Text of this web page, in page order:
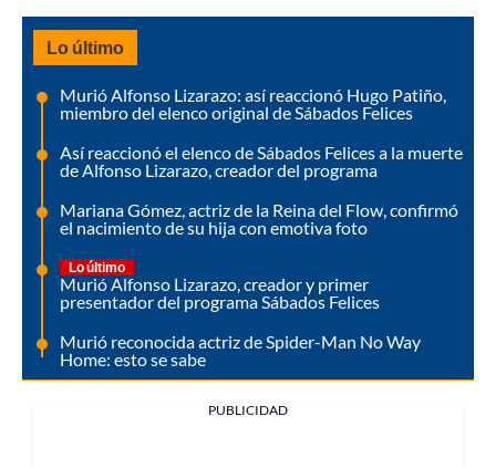
Lo último
Murió Alfonso Lizarazo: así reaccionó Hugo Patiño,
miembro del elenco original de Sábados Felices
Así reaccionó el elenco de Sábados Felices a la muerte
de Alfonso Lizarazo, creador del programa
Mariana Gómez, actriz de la Reina del Flow, confirmó
el nacimiento de su hija con emotiva foto
Lo último
Murió Alfonso Lizarazo, creador y primer
presentador del programa Sábados Felices
Murió reconocida actriz de Spider-Man No Way
Home: esto se sabe
PUBLICIDAD